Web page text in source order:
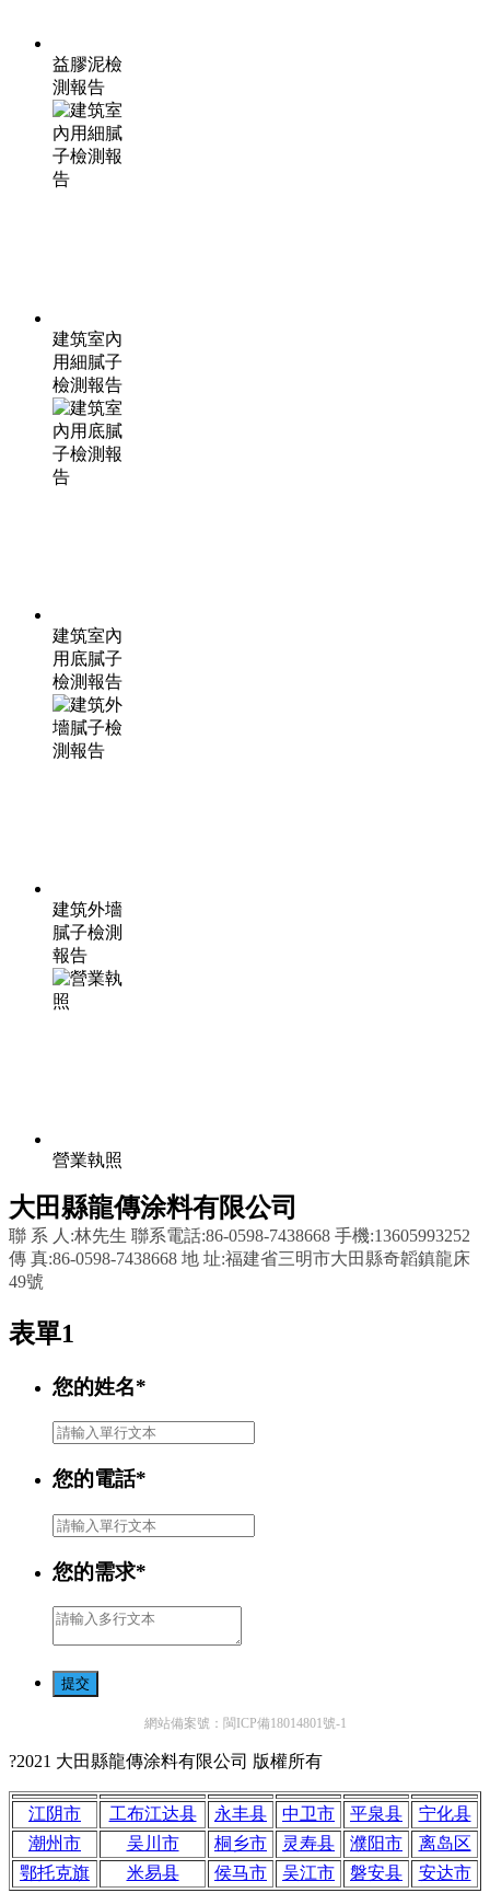
益膠泥檢
測報告
建筑室內
用細膩子
檢測報告
建筑室內
用底膩子
檢測報告
建筑外墻
膩子檢測
報告
營業執照
大田縣龍傳涂料有限公司
聯 系 人:林先生 聯系電話:86-0598-7438668 手機:13605993252
傳 真:86-0598-7438668 地 址:福建省三明市大田縣奇韜鎮龍床
49號
表單1
您的姓名*
您的電話*
您的需求*
提交
網站備案號：閩ICP備18014801號-1
?2021 大田縣龍傳涂料有限公司 版權所有
江阴市 工布江达县 永丰县 中卫市 平泉县
宁化县
潮州市
吴川市 桐乡市 灵寿县 濮阳市
离岛区
鄂托克旗
米易县 侯马市 吴江市 磐安县 安达市